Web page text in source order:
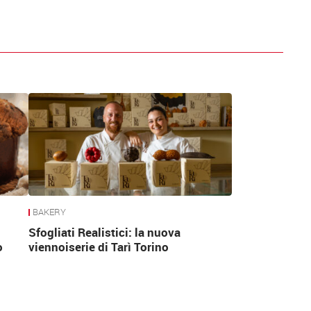
BAKERY
Sfogliati Realistici: la nuova
viennoiserie di Tarì Torino